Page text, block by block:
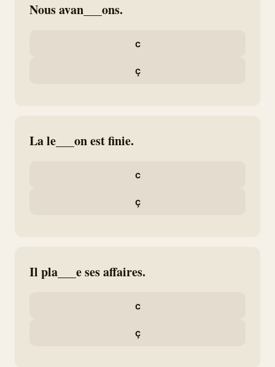
Nous avan___ons.
c
ç
La le___on est finie.
c
ç
Il pla___e ses affaires.
c
ç